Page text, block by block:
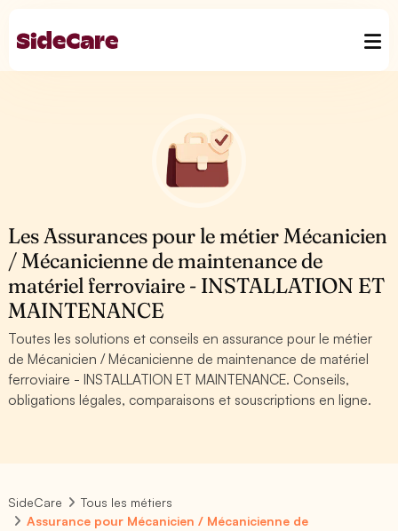
Les Assurances pour le métier Mécanicien
/ Mécanicienne de maintenance de
matériel ferroviaire - INSTALLATION ET
MAINTENANCE
Toutes les solutions et conseils en assurance pour le métier
de Mécanicien / Mécanicienne de maintenance de matériel
ferroviaire - INSTALLATION ET MAINTENANCE. Conseils,
obligations légales, comparaisons et souscriptions en ligne.
SideCare
Tous les métiers
Assurance pour Mécanicien / Mécanicienne de